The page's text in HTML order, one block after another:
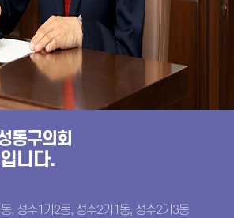
동구의회
입니다.
, 성수1가2동, 성수2가1동, 성수2가3동